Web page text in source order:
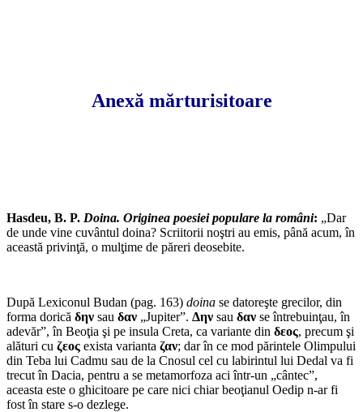
Anexă mărturisitoare
Hasdeu, B. P. Doina. Originea poesiei populare la români: „Dar
de unde vine cuvântul doina? Scriitorii noştri au emis, până acum, în
această privinţă, o mulţime de păreri deosebite.
După Lexiconul Budan (pag. 163) doina se datoreşte grecilor, din
forma dorică δην sau δαν „Jupiter”. Δην sau δαν se întrebuinţau, în
adevăr”, în Beoţia şi pe insula Creta, ca variante din δεος, precum şi
alături cu ζεος exista varianta ζαν; dar în ce mod părintele Olimpului
din Teba lui Cadmu sau de la Cnosul cel cu labirintul lui Dedal va fi
trecut în Dacia, pentru a se metamorfoza aci într-un „cântec”,
aceasta este o ghicitoare pe care nici chiar beoţianul Oedip n-ar fi
fost în stare s-o dezlege.